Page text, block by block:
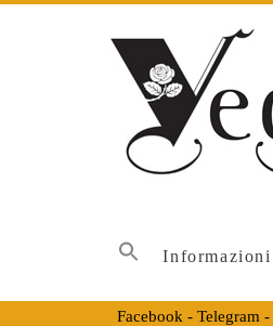
Informazioni
Facebook - Telegram -